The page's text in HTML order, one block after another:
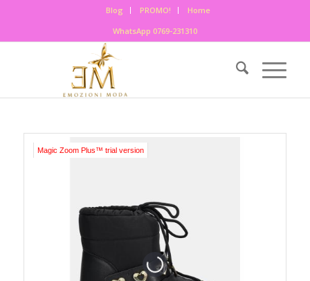
Blog PROMO!
Home
WhatsApp 0769-231310
Magic Zoom Plus™ trial version